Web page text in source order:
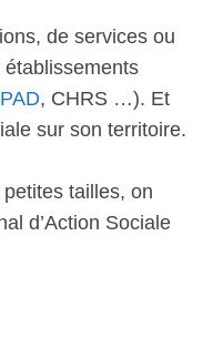
de services ou
, CHRS …). Et
sur son territoire.
tailles, on
d’Action Sociale